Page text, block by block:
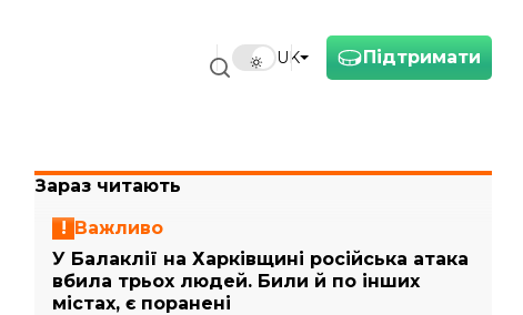
Підтримати
UK
Зараз читають
Важливо
У Балаклії на Харківщині російська атака
вбила трьох людей. Били й по інших
містах, є поранені